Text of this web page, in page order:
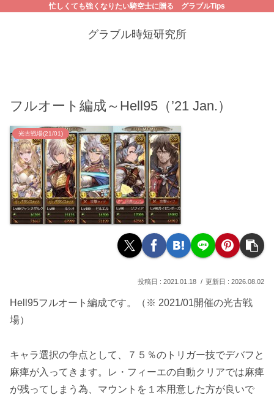
忙しくても強くなりたい騎空士に贈る グラブルTips
グラブル時短研究所
フルオート編成～Hell95（’21 Jan.）
光古戦場(21/01)
2021.01.18 2026.08.02
Hell95フルオート編成です。（※ 2021/01開催の光古戦
場）
キャラ選択の争点として、７５％のトリガー技でデバフと
麻痺が入ってきます。レ・フィーエの自動クリアでは麻痺
が残ってしまう為、マウントを１本用意した方が良いで